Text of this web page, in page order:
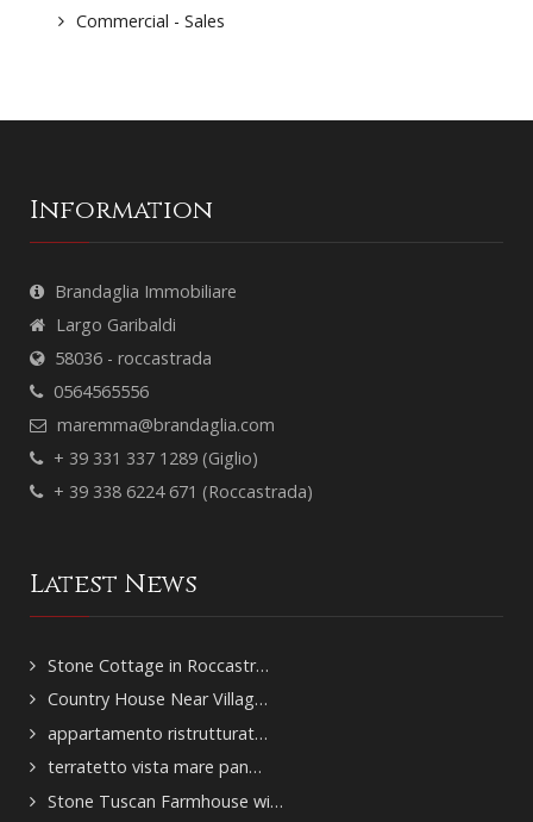
Commercial - Sales
Information
Brandaglia Immobiliare
Largo Garibaldi
58036 - roccastrada
0564565556
maremma@brandaglia.com
+ 39 331 337 1289 (Giglio)
+ 39 338 6224 671 (Roccastrada)
Latest News
Stone Cottage in Roccastr…
Country House Near Villag…
appartamento ristrutturat…
terratetto vista mare pan…
Stone Tuscan Farmhouse wi…